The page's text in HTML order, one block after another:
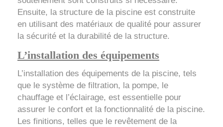
Ensuite, la structure de la piscine est construite
en utilisant des matériaux de qualité pour assurer
la sécurité et la durabilité de la structure.
L’installation des équipements
L’installation des équipements de la piscine, tels
que le système de filtration, la pompe, le
chauffage et l’éclairage, est essentielle pour
assurer le confort et la fonctionnalité de la piscine.
Les finitions, telles que le revêtement de la